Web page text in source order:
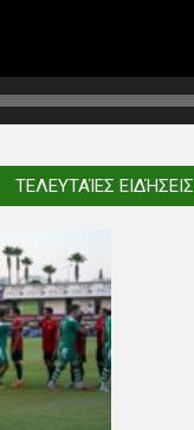
ΤΕΛΕΥΤΑΊΕΣ ΕΙΔΉΣΕΙΣ